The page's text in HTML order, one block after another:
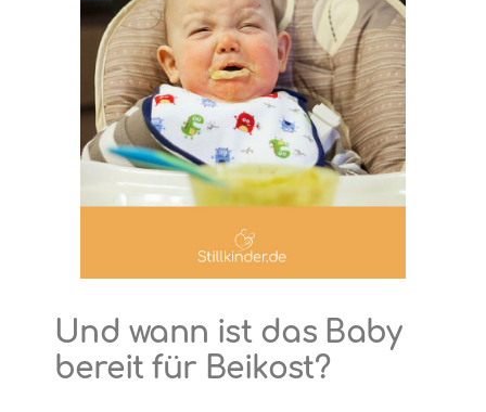
Und wann ist das Baby
bereit für Beikost?